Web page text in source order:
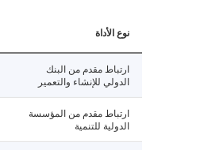
نوع الأداة
ارتباط مقدم من البنك
الدولي للإنشاء والتعمير
ارتباط مقدم من المؤسسة
الدولية للتنمية